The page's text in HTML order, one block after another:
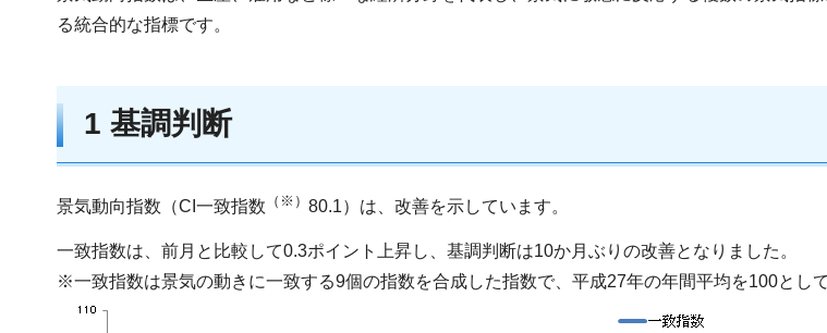
る統合的な指標です。
1 基調判断
景気動向指数（CI一致指数 （※） 80.1）は、改善を示しています。
一致指数は、前月と比較して0.3ポイント上昇し、基調判断は10か月ぶりの改善となりました。
※一致指数は景気の動きに一致する9個の指数を合成した指数で、平成27年の年間平均を100とし